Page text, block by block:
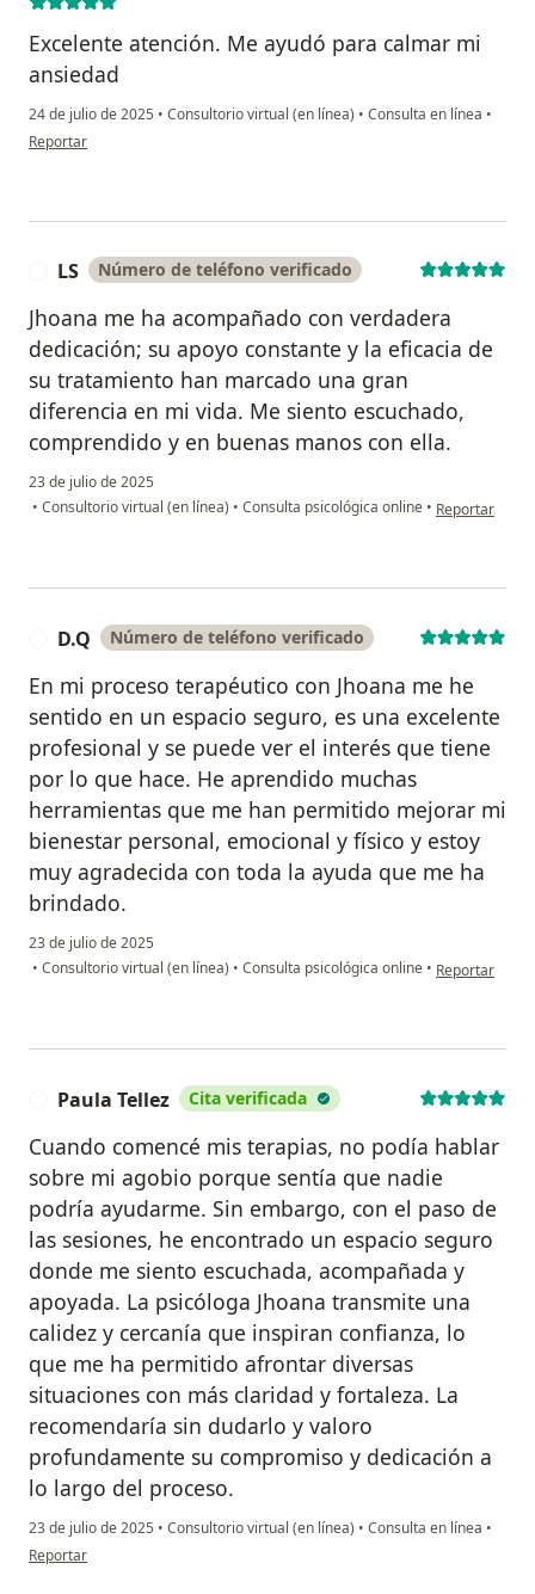
Excelente atención. Me ayudó para calmar mi
ansiedad
24 de julio de 2025 • Consultorio virtual (en línea) • Consulta en línea •
en opinión del usuario Elba Pinzón Loboguerrero
Reportar
LS Número de teléfono verificado
Jhoana me ha acompañado con verdadera
dedicación; su apoyo constante y la eficacia de
su tratamiento han marcado una gran
diferencia en mi vida. Me siento escuchado,
comprendido y en buenas manos con ella.
23 de julio de 2025
• Consultorio virtual (en línea) • Consulta psicológica online • en opinión del
Reportar
D.Q Número de teléfono verificado
En mi proceso terapéutico con Jhoana me he
sentido en un espacio seguro, es una excelente
profesional y se puede ver el interés que tiene
por lo que hace. He aprendido muchas
herramientas que me han permitido mejorar mi
bienestar personal, emocional y físico y estoy
muy agradecida con toda la ayuda que me ha
brindado.
23 de julio de 2025
• Consultorio virtual (en línea) • Consulta psicológica online • en opinión del
Reportar
Paula Tellez Cita verificada
Cuando comencé mis terapias, no podía hablar
sobre mi agobio porque sentía que nadie
podría ayudarme. Sin embargo, con el paso de
las sesiones, he encontrado un espacio seguro
donde me siento escuchada, acompañada y
apoyada. La psicóloga Jhoana transmite una
calidez y cercanía que inspiran confianza, lo
que me ha permitido afrontar diversas
situaciones con más claridad y fortaleza. La
recomendaría sin dudarlo y valoro
profundamente su compromiso y dedicación a
lo largo del proceso.
23 de julio de 2025 • Consultorio virtual (en línea) • Consulta en línea •
en opinión del usuario Paula Tellez
Reportar